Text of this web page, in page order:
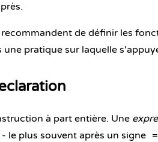
de définir les
pratique sur laquelle
à part entière. Une
le plus souvent après un signe =